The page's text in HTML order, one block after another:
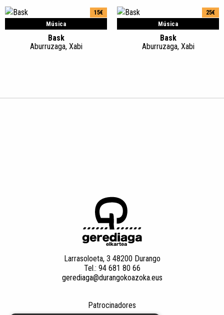
Música
15€
Bask
Aburruzaga, Xabi
Música
25€
Bask
Aburruzaga, Xabi
Larrasoloeta, 3 48200 Durango
Tel.: 94 681 80 66
gerediaga@durangokoazoka.eus
Patrocinadores